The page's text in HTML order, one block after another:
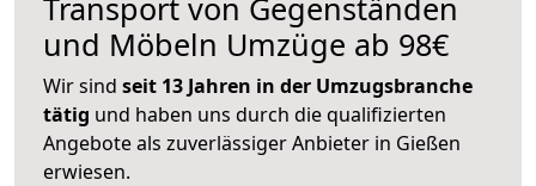
und Möbeln Umzüge ab 98€
Wir sind seit 13 Jahren in der Umzugsbranche
tätig und haben uns durch die qualifizierten
Angebote als zuverlässiger Anbieter in Gießen
erwiesen.